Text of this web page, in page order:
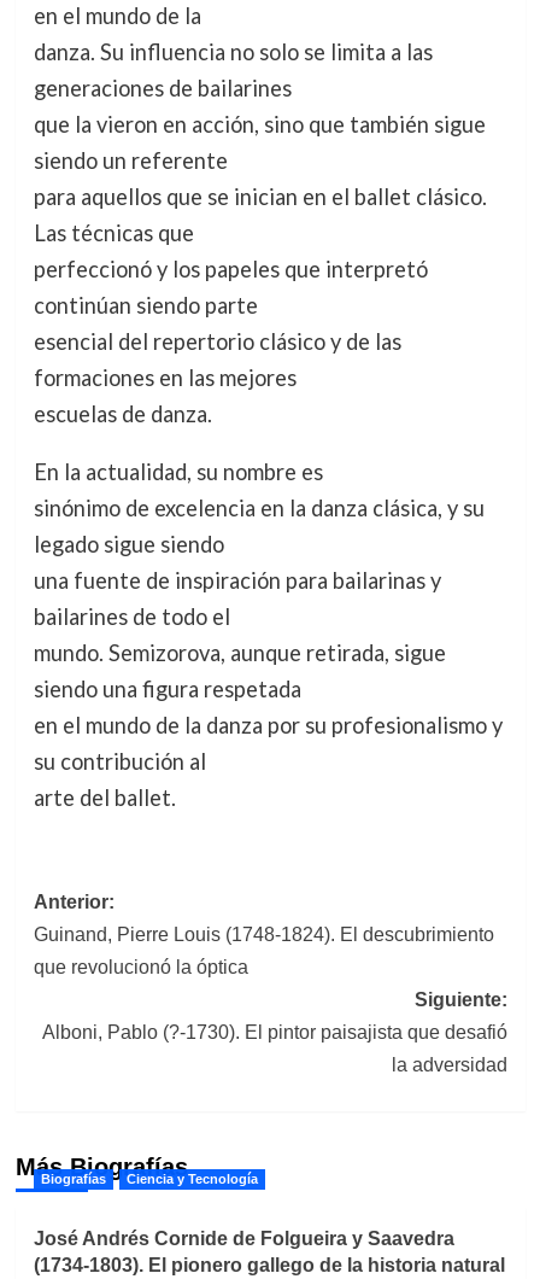
en el mundo de la
danza. Su influencia no solo se limita a las
generaciones de bailarines
que la vieron en acción, sino que también sigue
siendo un referente
para aquellos que se inician en el ballet clásico.
Las técnicas que
perfeccionó y los papeles que interpretó
continúan siendo parte
esencial del repertorio clásico y de las
formaciones en las mejores
escuelas de danza.
En la actualidad, su nombre es
sinónimo de excelencia en la danza clásica, y su
legado sigue siendo
una fuente de inspiración para bailarinas y
bailarines de todo el
mundo. Semizorova, aunque retirada, sigue
siendo una figura respetada
en el mundo de la danza por su profesionalismo y
su contribución al
arte del ballet.
Navegación
de
entradas
Anterior:
Guinand, Pierre Louis (1748-1824). El descubrimiento
que revolucionó la óptica
Siguiente:
Alboni, Pablo (?-1730). El pintor paisajista que desafió
la adversidad
Más Biografías
Biografías Ciencia y Tecnología
José Andrés Cornide de Folgueira y Saavedra
(1734-1803). El pionero gallego de la historia natural